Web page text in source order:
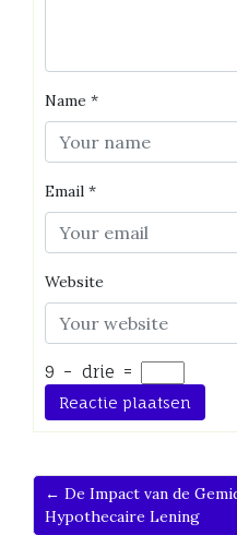
Name *
Email *
Website
9 − drie =
← De Impact van de
Hypothecaire Lening